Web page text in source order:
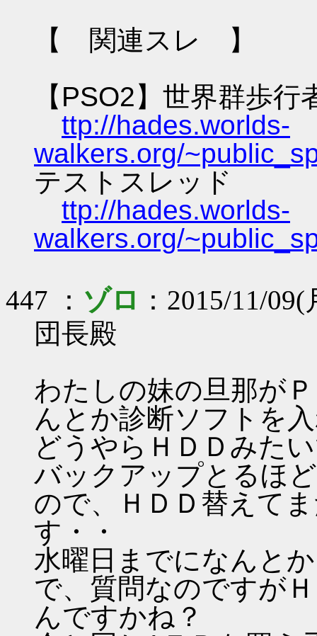
【 関連スレ 】
【PSO2】世界群歩
ttp://hades.worlds-
walkers.org/
テストスレッド
ttp://hades.worlds-
walkers.org/
447 ： ゾロ ：2015/11/
団長殿
わたしの妹の旦那が
んとか診断ソフトを
どうやらＨＤＤみた
バックアップとるほ
ので、ＨＤＤ替えて
す・・
水曜日までになんと
で、質問なのですが
んですかね？